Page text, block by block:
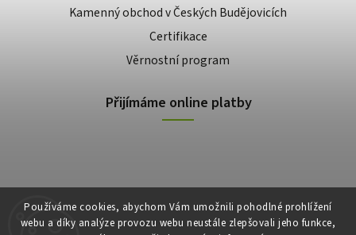
Používáme cookies, abychom Vám umožnili pohodlné prohlížení
webu a díky analýze provozu webu neustále zlepšovali jeho funkce,
Kamenný obchod v Českých Budějovicích
Certifikace
Věrnostní program
Přijímáme online platby